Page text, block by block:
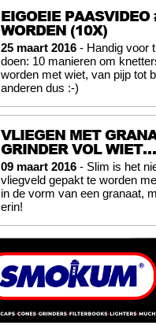
EIGOEIE
WORDEN (10X)
25 maart 2016 - Handig voor
doen: 10 manieren om
worden met wiet, van pijp tot
anderen dus :-)
VLIEGEN MET
GRINDER VOL WIET…
09 maart 2016 - Slim is het
vliegveld gepakt te worden
in de vorm van een granaat,
erin!